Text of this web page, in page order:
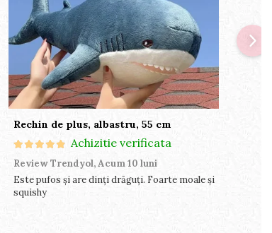
Rechin de plus, albastru, 55 cm
Achizitie verificata
Review Trendyol,Acum 10 luni
Este pufos și are dinți drăguți. Foarte moale și
squishy